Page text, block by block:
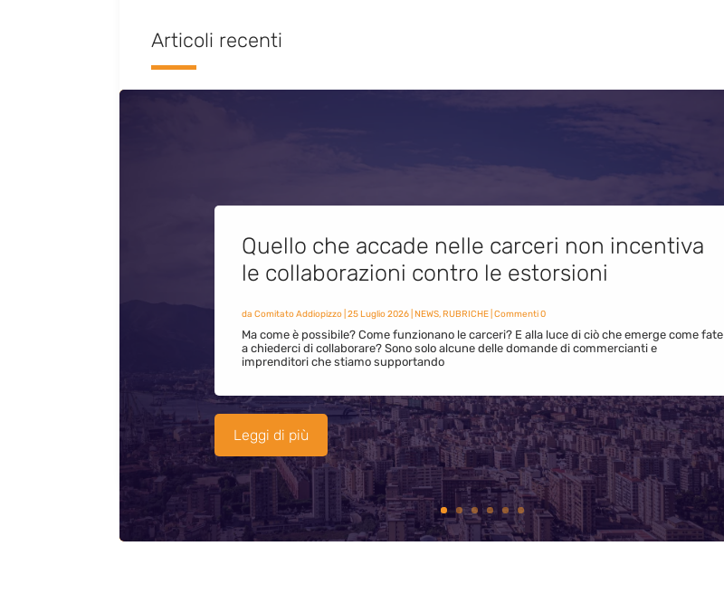
Articoli recenti
Quello che accade nelle carceri non incentiva
le collaborazioni contro le estorsioni
da Comitato Addiopizzo| 25 Luglio 2026| NEWS,RUBRICHE| Commenti 0
Ma come è possibile? Come funzionano le carceri? E alla luce di ciò che emerge come fate
a chiederci di collaborare? Sono solo alcune delle domande di commercianti e
imprenditori che stiamo supportando
Leggi di più